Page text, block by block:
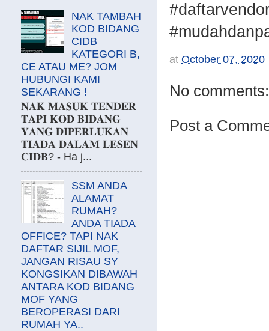
at October 07, 2020
No comments:
Post a
NAK TAMBAH
KOD BIDANG
CIDB
KATEGORI B,
CE ATAU ME? JOM
HUBUNGI KAMI
SEKARANG !
𝐍𝐀𝐊 𝐌𝐀𝐒𝐔𝐊 𝐓𝐄𝐍𝐃𝐄𝐑
𝐓𝐀𝐏𝐈 𝐊𝐎𝐃 𝐁𝐈𝐃𝐀𝐍𝐆
𝐘𝐀𝐍𝐆 𝐃𝐈𝐏𝐄𝐑𝐋𝐔𝐊𝐀𝐍
𝐓𝐈𝐀𝐃𝐀 𝐃𝐀𝐋𝐀𝐌 𝐋𝐄𝐒𝐄𝐍
𝐂𝐈𝐃𝐁? - Ha j...
SSM ANDA
ALAMAT
RUMAH?
ANDA TIADA
OFFICE? TAPI NAK
DAFTAR SIJIL MOF,
JANGAN RISAU SY
KONGSIKAN DIBAWAH
ANTARA KOD BIDANG
MOF YANG
BEROPERASI DARI
RUMAH YA..